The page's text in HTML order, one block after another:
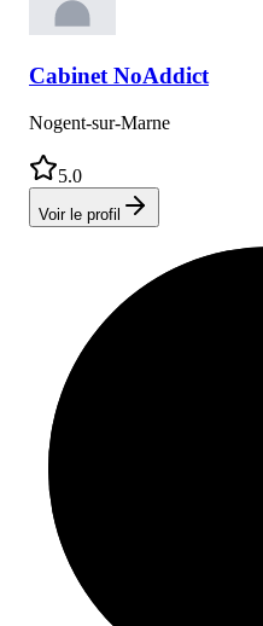
Cabinet NoAddict
Nogent-sur-Marne
5.0
Voir le profil